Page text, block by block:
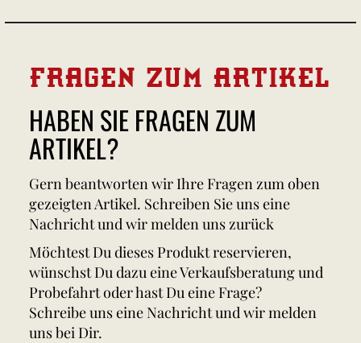
FRAGEN ZUM ARTIKEL
HABEN SIE FRAGEN ZUM
ARTIKEL?
Gern beantworten wir Ihre Fragen zum oben
gezeigten Artikel. Schreiben Sie uns eine
Nachricht und wir melden uns zurück
Möchtest Du dieses Produkt reservieren,
wünschst Du dazu eine Verkaufsberatung und
Probefahrt oder hast Du eine Frage?
Schreibe uns eine Nachricht und wir melden
uns bei Dir.